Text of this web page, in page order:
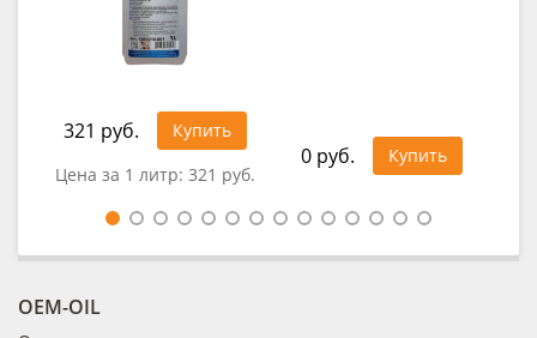
321 руб.
Купить
Цена за 1 литр: 321 руб.
0 руб. Купить
OEM-OIL